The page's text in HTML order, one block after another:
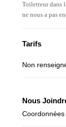
Toiletteur dans
ne nous a pas
Tarifs
Non
Nous